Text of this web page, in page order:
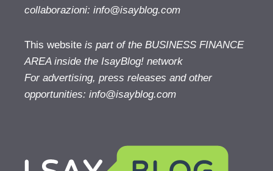
collaborazioni: info@isayblog.com
This website is part of the BUSINESS FINANCE
AREA inside the IsayBlog! network
For advertising, press releases and other
opportunities: info@isayblog.com